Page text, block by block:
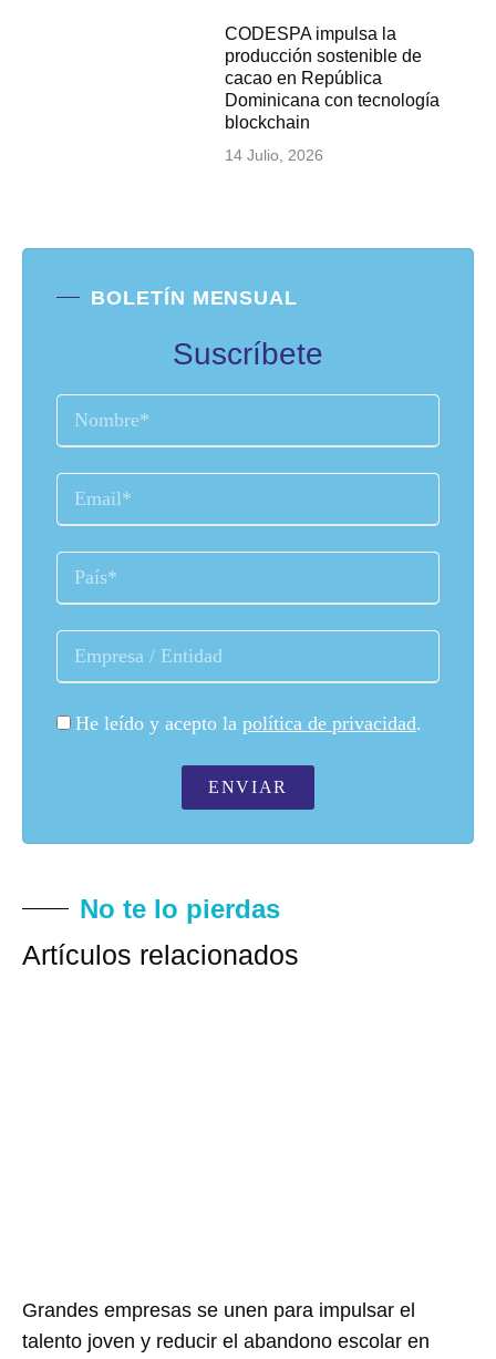
CODESPA impulsa la
producción sostenible de
cacao en República
Dominicana con tecnología
blockchain
14 Julio, 2026
BOLETÍN MENSUAL
Suscríbete
He leído y acepto la política de privacidad.
ENVIAR
No te lo pierdas
Artículos relacionados
Grandes empresas se unen para impulsar el
talento joven y reducir el abandono escolar en